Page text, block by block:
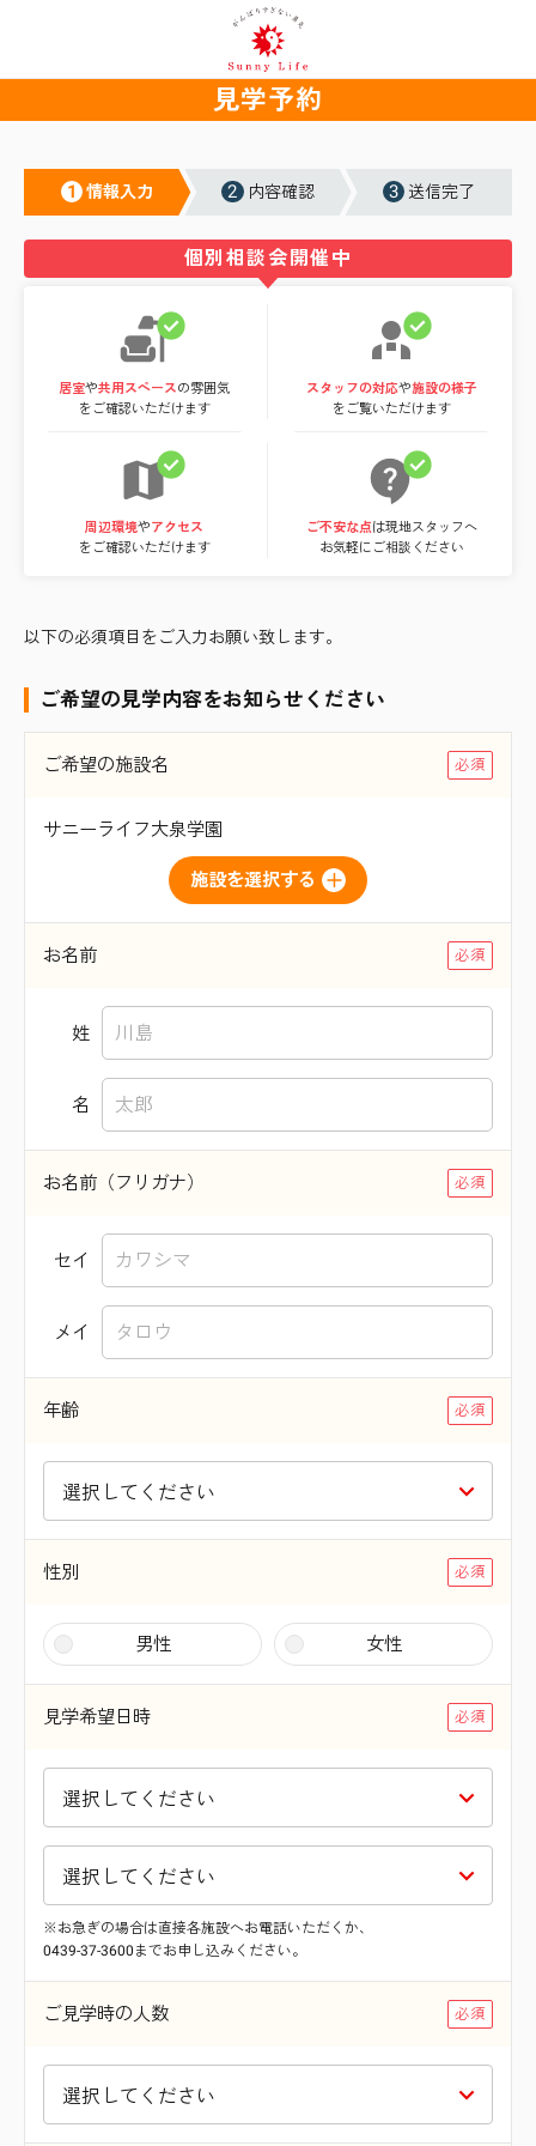
見学予約
1 情報入力 2 内容確認 3 送信完了
個別相談会開催中
居室や共用スペースの雰囲気
をご確認いただけます
スタッフの対応や施設の様子
をご覧いただけます
周辺環境やアクセス
をご確認いただけます
ご不安な点は現地スタッフへ
お気軽にご相談ください
以下の必須項目をご入力お願い致します。
ご希望の見学内容をお知らせください
ご希望の施設名
サニーライフ大泉学園
施設を選択する
お名前
姓
名
お名前（フリガナ）
セイ
メイ
年齢
性別
男性 女性
見学希望日時
※お急ぎの場合は直接各施設へお電話いただくか、
0439-37-3600までお申し込みください。
ご見学時の人数